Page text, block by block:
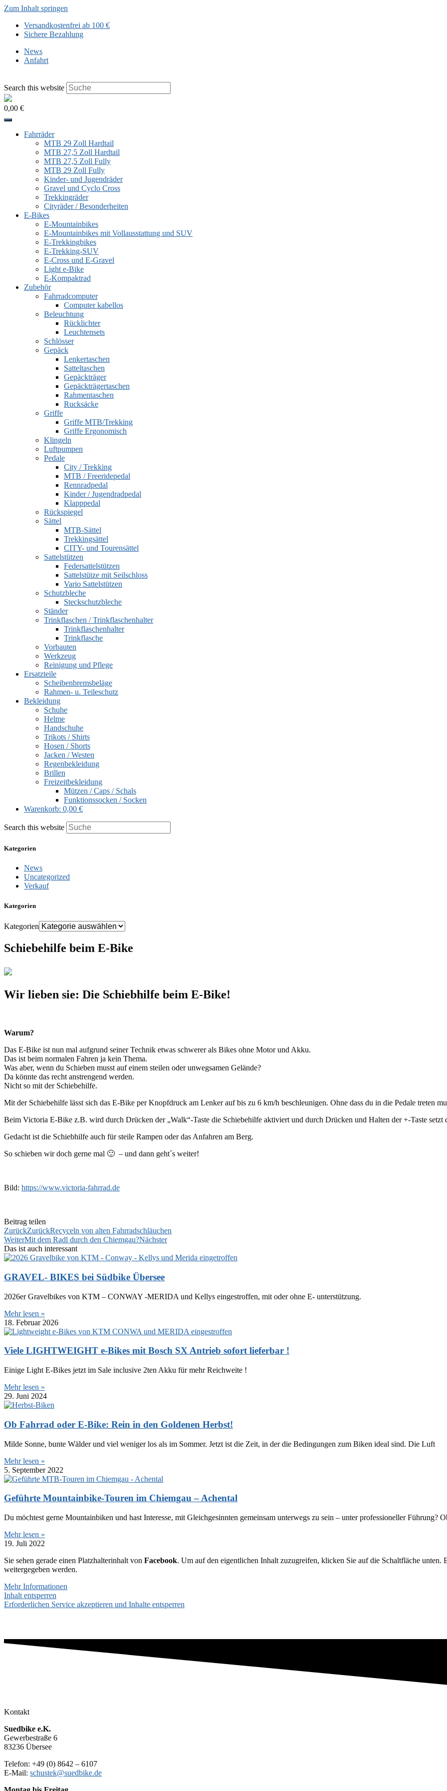
Zum Inhalt springen
Versandkostenfrei ab 100 €
Sichere Bezahlung
News
Anfahrt
Search this website
0,00 €
Fahrräder
MTB 29 Zoll Hardtail
MTB 27,5 Zoll Hardtail
MTB 27,5 Zoll Fully
MTB 29 Zoll Fully
Kinder- und Jugendräder
Gravel und Cyclo Cross
Trekkingräder
Cityräder / Besonderheiten
E-Bikes
E-Mountainbikes
E-Mountainbikes mit Vollausstattung und SUV
E-Trekkingbikes
E-Trekking-SUV
E-Cross und E-Gravel
Light e-Bike
E-Kompaktrad
Zubehör
Fahrradcomputer
Computer kabellos
Beleuchtung
Rücklichter
Leuchtensets
Schlösser
Gepäck
Lenkertaschen
Satteltaschen
Gepäckträger
Gepäckträgertaschen
Rahmentaschen
Rucksäcke
Griffe
Griffe MTB/Trekking
Griffe Ergonomisch
Klingeln
Luftpumpen
Pedale
City / Trekking
MTB / Freeridepedal
Rennradpedal
Kinder / Jugendradpedal
Klapppedal
Rückspiegel
Sättel
MTB-Sättel
Trekkingsättel
CITY- und Tourensättel
Sattelstützen
Federsattelstützen
Sattelstütze mit Seilschloss
Vario Sattelstützen
Schutzbleche
Steckschutzbleche
Ständer
Trinkflaschen / Trinkflaschenhalter
Trinkflaschenhalter
Trinkflasche
Vorbauten
Werkzeug
Reinigung und Pflege
Ersatzteile
Scheibenbremsbeläge
Rahmen- u. Teileschutz
Bekleidung
Schuhe
Helme
Handschuhe
Trikots / Shirts
Hosen / Shorts
Jacken / Westen
Regenbekleidung
Brillen
Freizeitbekleidung
Mützen / Caps / Schals
Funktionssocken / Socken
Warenkorb: 0,00 €
Search this website
Kategorien
News
Uncategorized
Verkauf
Kategorien
Kategorien
Schiebehilfe beim E-Bike
Wir lieben sie: Die Schiebhilfe beim E-Bike!
Warum?
Das E-Bike ist nun mal aufgrund seiner Technik etwas schwerer als Bikes ohne Motor und Akku.
Das ist beim normalen Fahren ja kein Thema.
Was aber, wenn du Schieben musst auf einem steilen oder unwegsamen Gelände?
Da könnte das recht anstrengend werden.
Nicht so mit der Schiebehilfe.
Mit der Schiebehilfe lässt sich das E-Bike per Knopfdruck am Lenker auf bis zu 6 km/h beschleunigen. Ohne dass du in die Pedale treten
Beim Victoria E-Bike z.B. wird durch Drücken der „Walk“-Taste die Schiebehilfe aktiviert und durch Drücken und Halten der +-Taste setzt
Gedacht ist die Schiebhilfe auch für steile Rampen oder das Anfahren am Berg.
So schieben wir doch gerne mal 🙂 – und dann geht´s weiter!
Bild: https://www.victoria-fahrrad.de
Beitrag teilen
ZurückZurückRecyceln von alten Fahrradschläuchen
WeiterMit dem Radl durch den Chiemgau?Nächster
Das ist auch interessant
GRAVEL- BIKES bei Südbike Übersee
2026er Gravelbikes von KTM – CONWAY -MERIDA und Kellys eingestroffen, mit oder ohne E- unterstützung.
Mehr lesen »
18. Februar 2026
Viele LIGHTWEIGHT e-Bikes mit Bosch SX Antrieb sofort lieferbar !
Einige Light E-Bikes jetzt im Sale inclusive 2ten Akku für mehr Reichweite !
Mehr lesen »
29. Juni 2024
Ob Fahrrad oder E-Bike: Rein in den Goldenen Herbst!
Milde Sonne, bunte Wälder und viel weniger los als im Sommer. Jetzt ist die Zeit, in der die Bedingungen zum Biken ideal sind. Die Luft
Mehr lesen »
5. September 2022
Geführte Mountainbike-Touren im Chiemgau – Achental
Du möchtest gerne Mountainbiken und hast Interesse, mit Gleichgesinnten gemeinsam unterwegs zu sein – unter professioneller Führung?
Mehr lesen »
19. Juli 2022
Sie sehen gerade einen Platzhalterinhalt von Facebook. Um auf den eigentlichen Inhalt zuzugreifen, klicken Sie auf die Schaltfläche unten.
weitergegeben werden.
Mehr Informationen
Inhalt entsperren
Erforderlichen Service akzeptieren und Inhalte entsperren
Kontakt
Suedbike e.K.
Gewerbestraße 6
83236 Übersee
Telefon: +49 (0) 8642 – 6107
E-Mail: schustek@suedbike.de